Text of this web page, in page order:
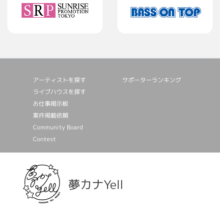
アーティストを探す
ライブハウスを探す
お仕事掲⽰板
案件掲載依頼
Community Board
Contest
サポーターランキング
夢カナYell